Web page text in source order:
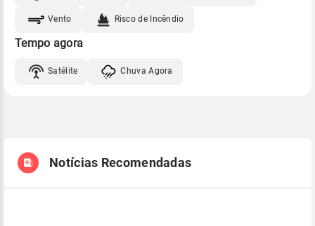
Vento Risco de Incêndio
Tempo agora
Satélite Chuva Agora
Notícias Recomendadas